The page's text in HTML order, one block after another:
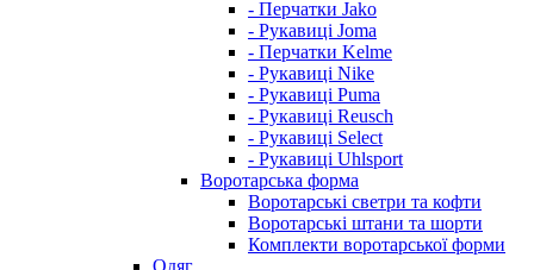
- Перчатки Jako
- Рукавиці Joma
- Перчатки Kelme
- Рукавиці Nike
- Рукавиці Puma
- Рукавиці Reusch
- Рукавиці Select
- Рукавиці Uhlsport
Воротарська форма
Воротарські светри та кофти
Воротарські штани та шорти
Комплекти воротарської форми
Одяг